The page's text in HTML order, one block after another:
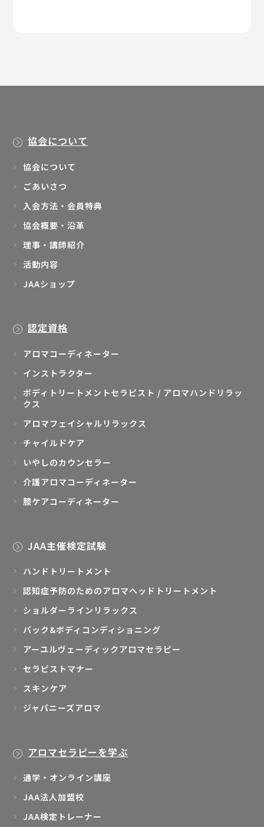
協会について
協会について
ごあいさつ
入会方法・会員特典
協会概要・沿革
理事・講師紹介
活動内容
JAAショップ
認定資格
アロマコーディネーター
インストラクター
ボディトリートメントセラピスト / アロマハンドリラッ
クス
アロマフェイシャルリラックス
チャイルドケア
いやしのカウンセラー
介護アロマコーディネーター
膝ケアコーディネーター
JAA主催検定試験
ハンドトリートメント
認知症予防のためのアロマヘッドトリートメント
ショルダーラインリラックス
バック&ボディコンディショニング
アーユルヴェーディックアロマセラピー
セラピストマナー
スキンケア
ジャパニーズアロマ
アロマセラピーを学ぶ
通学・オンライン講座
JAA法人加盟校
JAA検定トレーナー